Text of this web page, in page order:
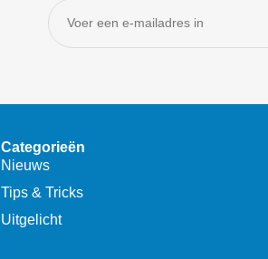
Categorieën
Nieuws
Tips & Tricks
Uitgelicht